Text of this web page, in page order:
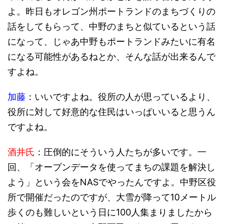
よ。昨日もオレゴン州ポートランドのまちづくりの
話をしてもらって、中野のまちと似ているという話
になって、じゃあ中野もポートランドみたいに有名
になる可能性があるねとか、そんな話が出来るんで
すよね。
加藤 ：いいですよね。役所の人が思っているより、
役所に対して好意的な住民はいっぱいいると思うん
ですよね。
酒井氏 ：圧倒的にそういう人たちが多いです。一
回、「オープンデータを使ってまちの課題を解決し
よう」という会をNASでやったんですよ。中野区役
所で開催だったのですが、大雪が降って10メートル
歩くのも難しいという日に100人集まりましたから